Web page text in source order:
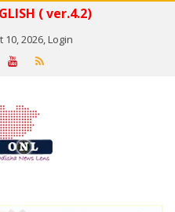
ver.4.2)
2026,Login